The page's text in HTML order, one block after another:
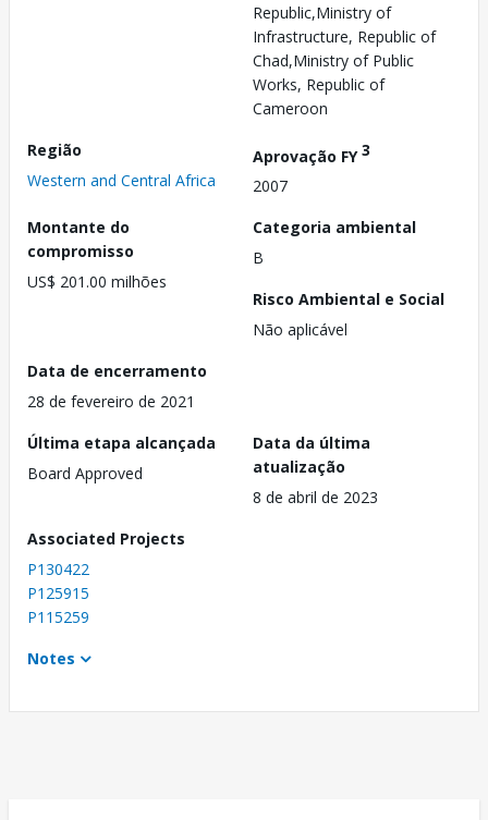
Republic,Ministry of
Infrastructure, Republic of
Chad,Ministry of Public
Works, Republic of
Cameroon
Região
Western and Central Africa
Aprovação FY3
2007
Montante do
compromisso
US$ 201.00 milhões
Categoria ambiental
B
Risco Ambiental e Social
Não aplicável
Data de encerramento
28 de fevereiro de 2021
Última etapa alcançada
Board Approved
Data da última
atualização
8 de abril de 2023
Associated Projects
P130422
P125915
P115259
Notes